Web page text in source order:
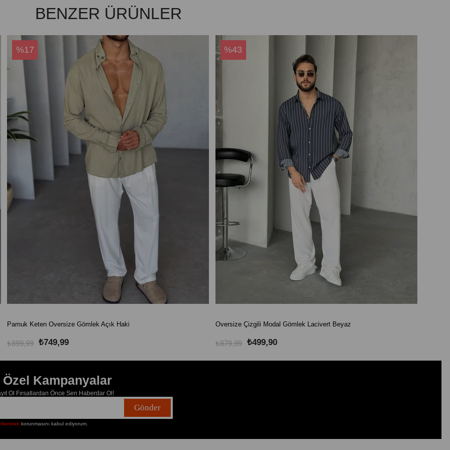
BENZER ÜRÜNLER
Pamuk Keten Oversize Gömlek Açık Haki
₺749,99
₺899,99
%17
Oversize Çizgili Modal Gömlek Lacivert Beyaz
₺499,90
₺879,99
%43
Özel Kampanyalar
Ol Fırsatlardan Önce Sen Haberdar Ol!
Gönder
korunmasını kabul ediyorum.